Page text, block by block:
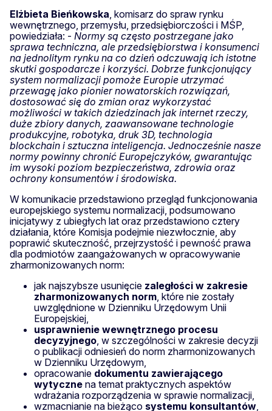
Elżbieta Bieńkowska , komisarz do spraw rynku
wewnętrznego, przemysłu, przedsiębiorczości i MŚP,
powiedziała: - Normy są często postrzegane jako
sprawa techniczna, ale przedsiębiorstwa i konsumenci
na jednolitym rynku na co dzień odczuwają ich istotne
skutki gospodarcze i korzyści. Dobrze funkcjonujący
system normalizacji pomoże Europie utrzymać
przewagę jako pionier nowatorskich rozwiązań,
dostosować się do zmian oraz wykorzystać
możliwości w takich dziedzinach jak internet rzeczy,
duże zbiory danych, zaawansowane technologie
produkcyjne, robotyka, druk 3D, technologia
blockchain i sztuczna inteligencja. Jednocześnie nasze
normy powinny chronić Europejczyków, gwarantując
im wysoki poziom bezpieczeństwa, zdrowia oraz
ochrony konsumentów i środowiska.
W komunikacie przedstawiono przegląd funkcjonowania
europejskiego systemu normalizacji, podsumowano
inicjatywy z ubiegłych lat oraz przedstawiono cztery
działania, które Komisja podejmie niezwłocznie, aby
poprawić skuteczność, przejrzystość i pewność prawa
dla podmiotów zaangażowanych w opracowywanie
zharmonizowanych norm:
jak najszybsze usunięcie zaległości w zakresie
zharmonizowanych norm , które nie zostały
uwzględnione w Dzienniku Urzędowym Unii
Europejskiej,
usprawnienie wewnętrznego procesu
decyzyjnego , w szczególności w zakresie decyzji
o publikacji odniesień do norm zharmonizowanych
w Dzienniku Urzędowym,
opracowanie dokumentu zawierającego
wytyczne na temat praktycznych aspektów
wdrażania rozporządzenia w sprawie normalizacji,
wzmacnianie na bieżąco systemu konsultantów